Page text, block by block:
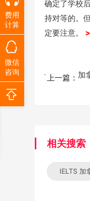
确定了学校
持对等的。
定要注意。
上一篇： 加
相关搜索
IELTS 加
费用
计算
微信
咨询